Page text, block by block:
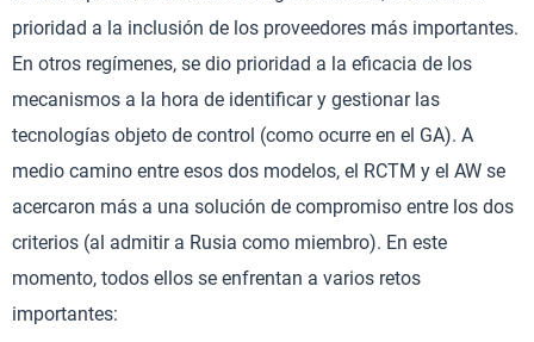
prioridad a la inclusión de los proveedores más importantes.
En otros regímenes, se dio prioridad a la eficacia de los
mecanismos a la hora de identificar y gestionar las
tecnologías objeto de control (como ocurre en el GA). A
medio camino entre esos dos modelos, el RCTM y el AW se
acercaron más a una solución de compromiso entre los dos
criterios (al admitir a Rusia como miembro). En este
momento, todos ellos se enfrentan a varios retos
importantes: